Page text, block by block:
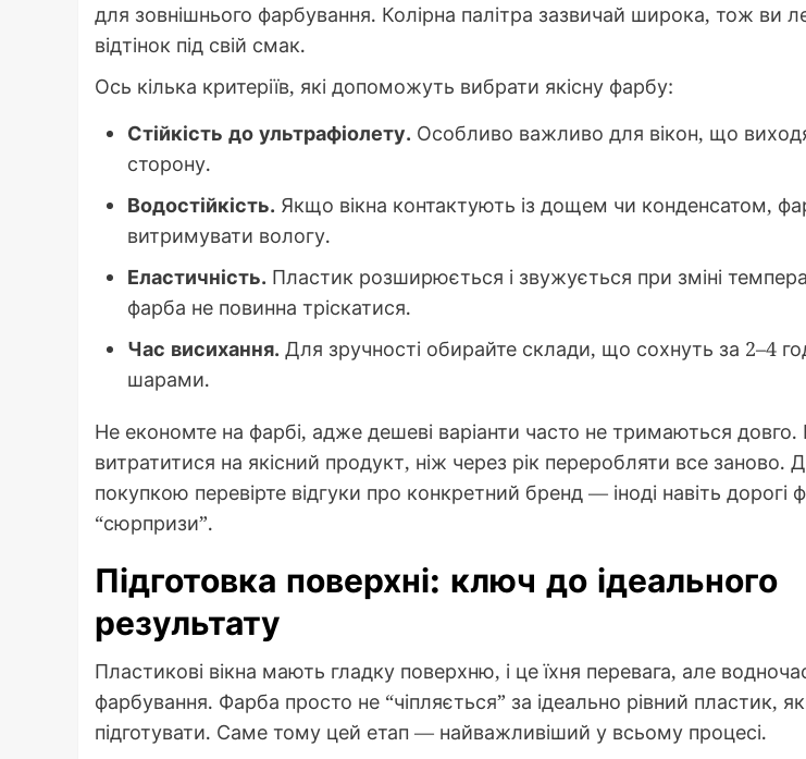
для зовнішнього фарбування. Колірна палітра зазвичай широка, тож ви
відтінок під свій смак.
Ось кілька критеріїв, які допоможуть вибрати якісну фарбу:
Стійкість до ультрафіолету. Особливо важливо для вікон, що
сторону.
Водостійкість. Якщо вікна контактують із дощем чи конденсатом,
витримувати вологу.
Еластичність. Пластик розширюється і звужується при зміні
фарба не повинна тріскатися.
Час висихання. Для зручності обирайте склади, що сохнуть за 2–4
шарами.
Не економте на фарбі, адже дешеві варіанти часто не тримаються
витратитися на якісний продукт, ніж через рік переробляти все заново.
покупкою перевірте відгуки про конкретний бренд — іноді навіть дорогі
“сюрпризи”.
Підготовка поверхні: ключ до ідеального
результату
Пластикові вікна мають гладку поверхню, і це їхня перевага, але
фарбування. Фарба просто не “чіпляється” за ідеально рівний пластик,
підготувати. Саме тому цей етап — найважливіший у всьому процесі.